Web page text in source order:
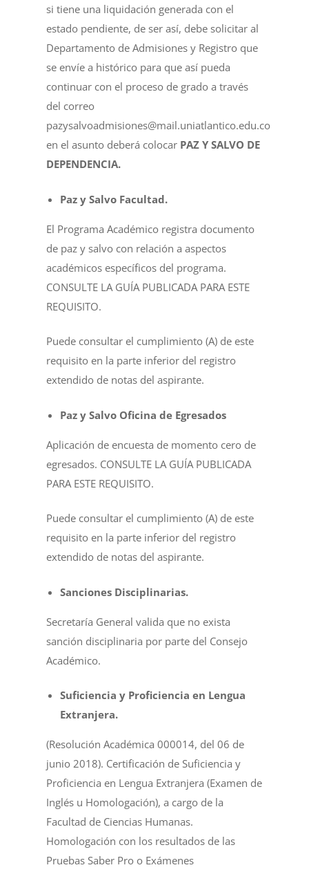
si tiene una liquidación generada con el
estado pendiente, de ser así, debe solicitar al
Departamento de Admisiones y Registro que
se envíe a histórico para que así pueda
continuar con el proceso de grado a través
del correo
pazysalvoadmisiones@mail.uniatlantico.edu.co
en el asunto deberá colocar PAZ Y SALVO DE
DEPENDENCIA.
Paz y Salvo Facultad.
El Programa Académico registra documento
de paz y salvo con relación a aspectos
académicos específicos del programa.
CONSULTE LA GUÍA PUBLICADA PARA ESTE
REQUISITO.
Puede consultar el cumplimiento (A) de este
requisito en la parte inferior del registro
extendido de notas del aspirante.
Paz y Salvo Oficina de Egresados
Aplicación de encuesta de momento cero de
egresados. CONSULTE LA GUÍA PUBLICADA
PARA ESTE REQUISITO.
Puede consultar el cumplimiento (A) de este
requisito en la parte inferior del registro
extendido de notas del aspirante.
Sanciones Disciplinarias.
Secretaría General valida que no exista
sanción disciplinaria por parte del Consejo
Académico.
Suficiencia y Proficiencia en Lengua
Extranjera.
(Resolución Académica 000014, del 06 de
junio 2018). Certificación de Suficiencia y
Proficiencia en Lengua Extranjera (Examen de
Inglés u Homologación), a cargo de la
Facultad de Ciencias Humanas.
Homologación con los resultados de las
Pruebas Saber Pro o Exámenes